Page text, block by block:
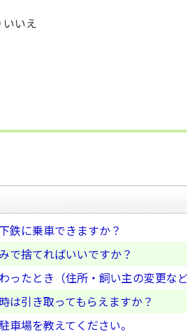
いいえ
鉄に乗車できますか？
で捨てればいいですか？
ったとき（住所・飼い主の変更な
は引き取ってもらえますか？
車場を教えてください。